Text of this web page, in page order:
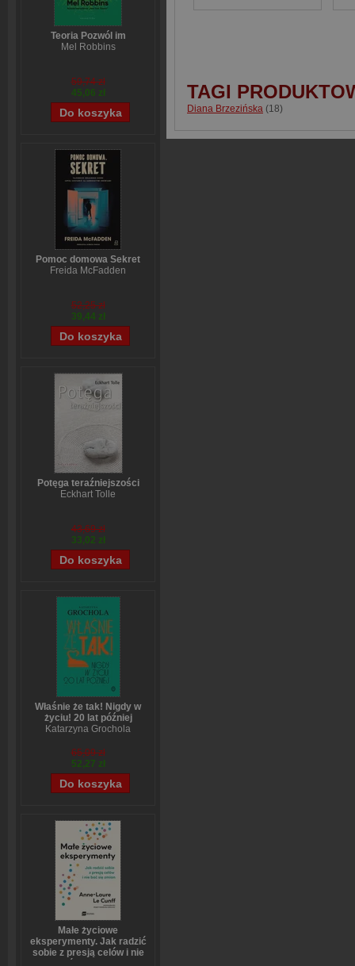
Teoria Pozwól im
Mel Robbins
59,74 zł
45,06 zł
Pomoc domowa Sekret
Freida McFadden
52,25 zł
39,44 zł
Potęga teraźniejszości
Eckhart Tolle
43,69 zł
33,02 zł
Właśnie że tak! Nigdy w
życiu! 20 lat później
Katarzyna Grochola
65,09 zł
52,27 zł
Małe życiowe
eksperymenty. Jak radzić
sobie z presją celów i nie
TAGI
Diana Brzezińska (18)